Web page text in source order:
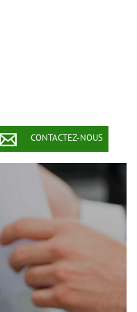
CONTACTEZ-NOUS